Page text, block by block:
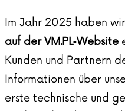
Im Jahr 2025 haben
auf der VM.PL‑Website
Kunden und Partnern
Informationen über
erste technische und